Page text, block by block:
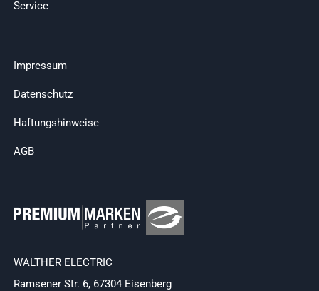
Service
Impressum
Datenschutz
Haftungshinweise
AGB
WALTHER ELECTRIC
Ramsener Str. 6, 67304 Eisenberg